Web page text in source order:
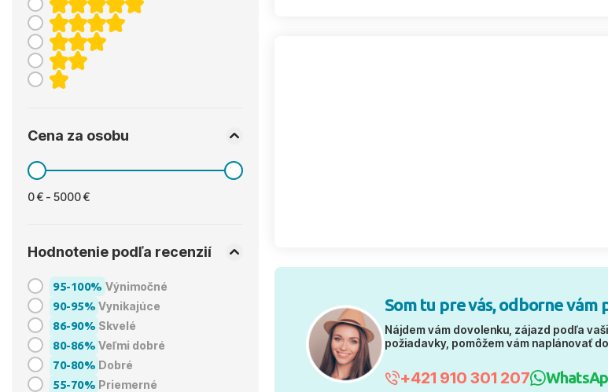
Cena za osobu
0 € - 5000 €
Hodnotenie podľa recenzií
95-100% Výnimočné
90-95% Vynikajúce
86-90% Skvelé
80-86% Veľmi dobré
70-80% Dobré
55-70% Priemerné
Som tu pre vás, odborne vám
Nájdem vám dovolenku, zájazd podľa
požiadavky, pomôžem vám naplánovať
+421 910 301 207